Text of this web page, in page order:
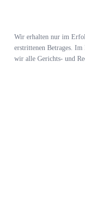
Wir erhalten nur im
erstrittenen Betrages.
wir alle Gerichts- und